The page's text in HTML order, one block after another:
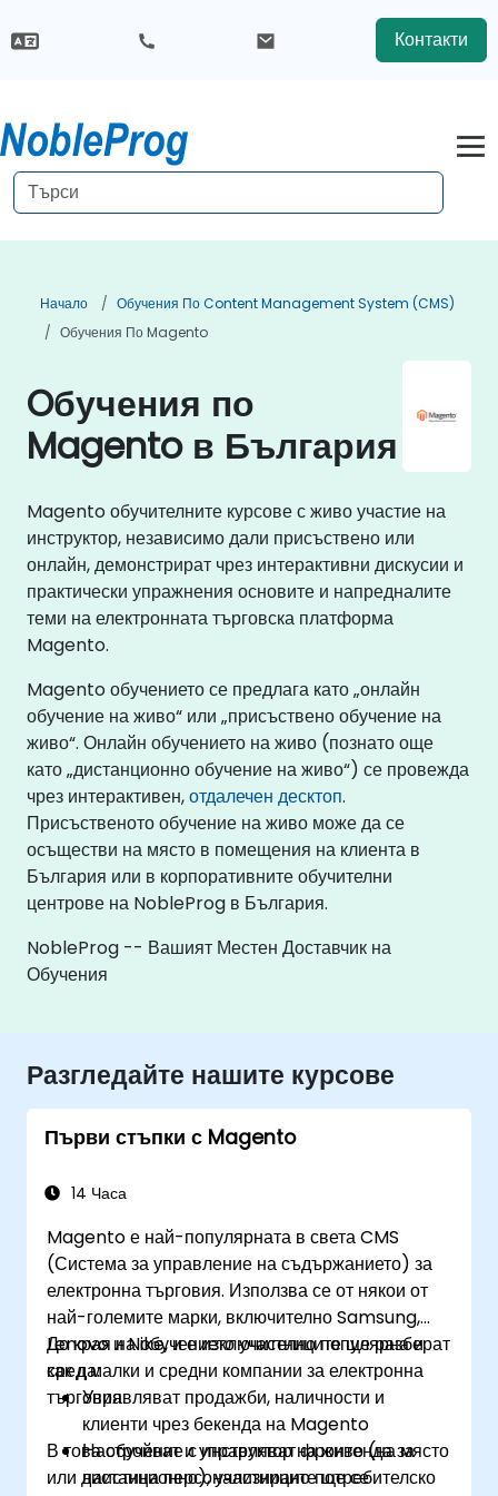
Контакти
Начало
Обучения По Content Management System (CMS)
Обучения По Magento
Oбучения по
Magento в България
Magento обучителните курсове с живо участие на
инструктор, независимо дали присъствено или
онлайн, демонстрират чрез интерактивни дискусии и
практически упражнения основите и напредналите
теми на електронната търговска платформа
Magento.
Magento обучението се предлага като „онлайн
обучение на живо“ или „присъствено обучение на
живо“. Онлайн обучението на живо (познато още
като „дистанционно обучение на живо“) се провежда
чрез интерактивен,отдалечен десктоп.
Присъственото обучение на живо може да се
осъществи на място в помещения на клиента в
България или в корпоративните обучителни
центрове на NobleProg в България.
NobleProg -- Вашият Местен Доставчик на
Обучения
Разгледайте нашите курсове
Първи стъпки с Magento
14 Часа
Magento е най-популярната в света CMS
(Система за управление на съдържанието) за
електронна търговия. Използва се от някои от
най-големите марки, включително Samsung,
Lenovo и Nike, и е изключително популярна и
сред малки и средни компании за електронна
търговия.
В това обучение с инструктор на живо (на място
или дистанционно), участниците ще се
До края на обучението участниците ще разберат
как да:
Управляват продажби, наличности и
клиенти чрез бекенда на Magento
Настройват и управляват фронтенда за
наистина персонализирано потребителско